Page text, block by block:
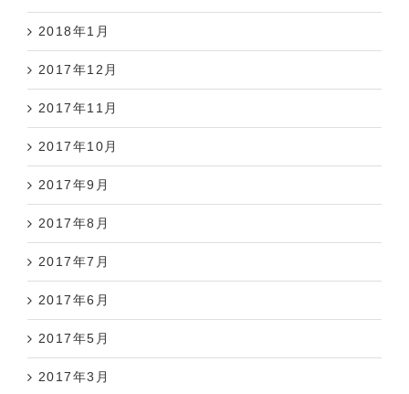
2018年1月
2017年12月
2017年11月
2017年10月
2017年9月
2017年8月
2017年7月
2017年6月
2017年5月
2017年3月